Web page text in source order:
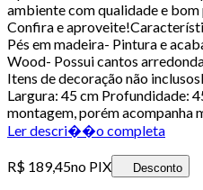
ambiente com qualidade e bom
Confira e
Pés em madeira- Pintura e
Wood- Possui cantos
Itens de decoração não
Largura: 45 cm Profundidade:
montagem, porém acompanha
Ler descri��o completa
R$ 189,45no PIX Desconto